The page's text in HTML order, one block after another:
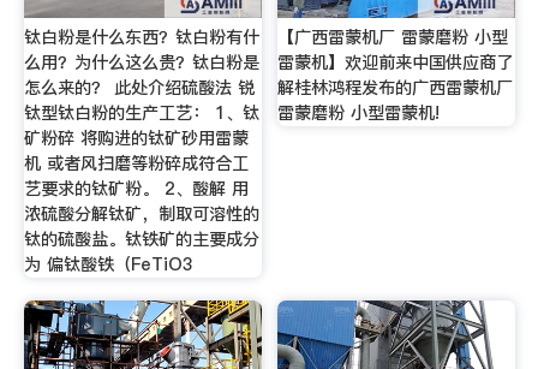
钛白粉是什么东西？钛白粉有什
么用？为什么这么贵？钛白粉是
怎么来的？ 此处介绍硫酸法 锐
钛型钛白粉的生产工艺： 1、钛
矿粉碎 将购进的钛矿砂用雷蒙
机 或者风扫磨等粉碎成符合工
艺要求的钛矿粉。 2、酸解 用
浓硫酸分解钛矿，制取可溶性的
钛的硫酸盐。钛铁矿的主要成分
为 偏钛酸铁（FeTiO3
【广西雷蒙机厂 雷蒙磨粉 小型
雷蒙机】欢迎前来中国供应商了
解桂林鸿程发布的广西雷蒙机厂
雷蒙磨粉 小型雷蒙机!